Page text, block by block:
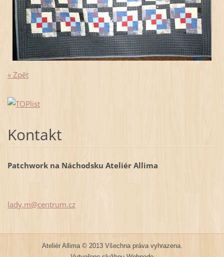
« Zpět
Kontakt
Patchwork na Náchodsku Ateliér Allima
lady.m@centrum.cz
Ateliér Allima © 2013 Všechna práva vyhrazena.